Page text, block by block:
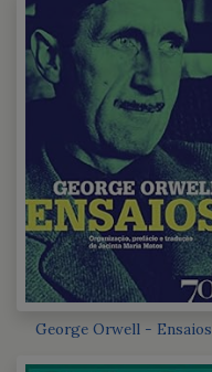
George Orwell - Ensaios